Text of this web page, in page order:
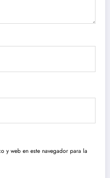
y web en este navegador para la